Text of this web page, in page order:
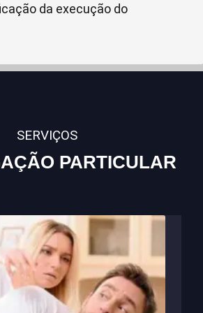
da execução do
SERVIÇOS
PARTICULAR